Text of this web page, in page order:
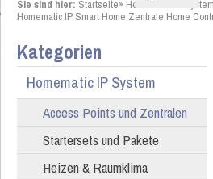
Sie sind hier: Startseite» Homematic IP System
Homematic IP Smart Home Zentrale Home
Kategorien
Homematic IP System
Access Points und Zentralen
Startersets und Pakete
Heizen & Raumklima